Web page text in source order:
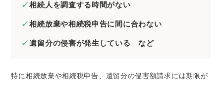
相続人を調査する時間がない
相続放棄や相続税申告に間に合わない
遺留分の侵害が発生している など
特に相続放棄や相続税申告、遺留分の侵害額請求には期限が